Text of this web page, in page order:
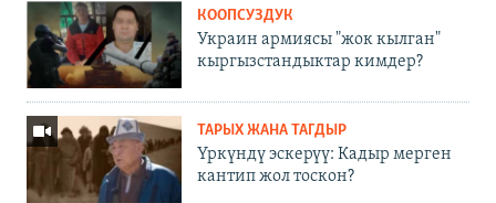
КООПСУЗДУК
Украин армиясы "жок кылган"
кыргызстандыктар кимдер?
ТАРЫХ ЖАНА ТАГДЫР
Үркүндү эскерүү: Кадыр мерген
кантип жол тоскон?